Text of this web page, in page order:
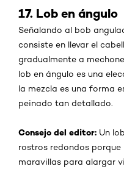
17. Lob en ángulo
Señalando al bob
consiste en llevar el
gradualmente a
lob en ángulo es una
la mezcla es una forma
peinado tan detallado.
Consejo del editor: Un
rostros redondos
maravillas para alargar